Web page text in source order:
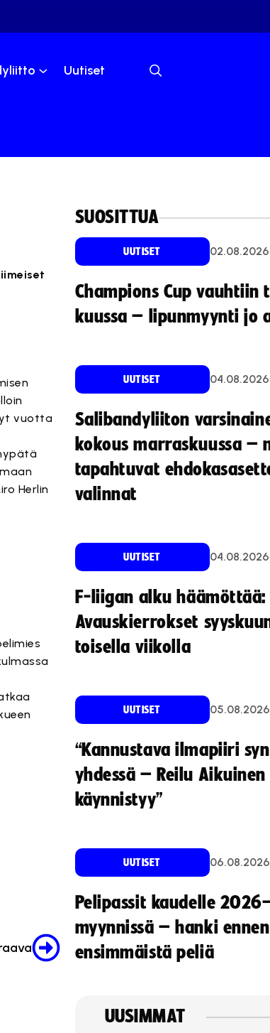
Uutiset
vuotta
Herlin
SUOSITTUA
UUTISET 02.08.2026
Champions Cup vauhtiin
kuussa – lipunmyynti jo
UUTISET 04.08.2026
Salibandyliiton
kokous marraskuussa –
tapahtuvat
valinnat
UUTISET 04.08.2026
F-liigan alku häämöttää:
Avauskierrokset
toisella viikolla
UUTISET 05.08.2026
“Kannustava ilmapiiri
yhdessä – Reilu
käynnistyy”
UUTISET 06.08.2026
Pelipassit kaudelle
myynnissä – hanki ennen
ensimmäistä peliä
UUSIMMAT